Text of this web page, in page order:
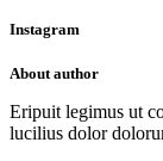
Instagram
About author
Eripuit legimus ut
lucilius dolor